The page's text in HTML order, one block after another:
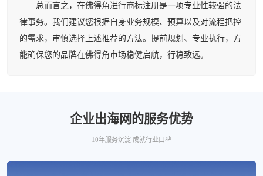
总而言之，在佛得角进行商标注册是一项专业性较强的法
律事务。我们建议您根据自身业务规模、预算以及对流程把控
的需求，审慎选择上述推荐的方法。提前规划、专业执行，方
能确保您的品牌在佛得角市场稳健启航，行稳致远。
企业出海网的服务优势
10年服务沉淀 成就行业口碑